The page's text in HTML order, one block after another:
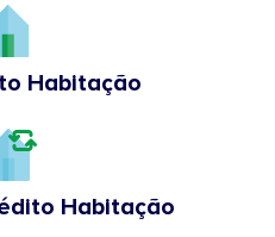
Habitação
Habitação